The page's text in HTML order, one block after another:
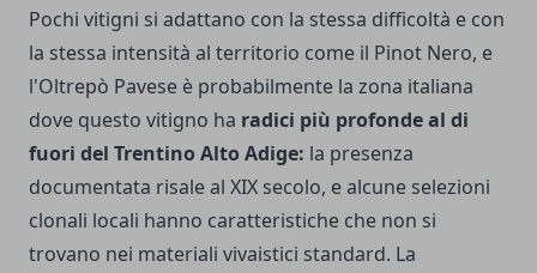
Pochi vitigni si adattano con la stessa difficoltà e con
la stessa intensità al territorio come il Pinot Nero, e
l'Oltrepò Pavese è probabilmente la zona italiana
dove questo vitigno ha radici più profonde al di
fuori del Trentino Alto Adige: la presenza
documentata risale al XIX secolo, e alcune selezioni
clonali locali hanno caratteristiche che non si
trovano nei materiali vivaistici standard. La